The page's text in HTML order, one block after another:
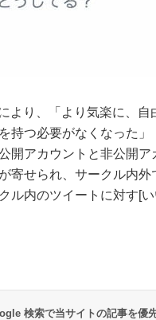
より、「より気楽に、
持つ必要がなくなった
開アカウントと非公開
寄せられ、サークル内
ル内のツイートに対す[
検索で当サイトの記事を優